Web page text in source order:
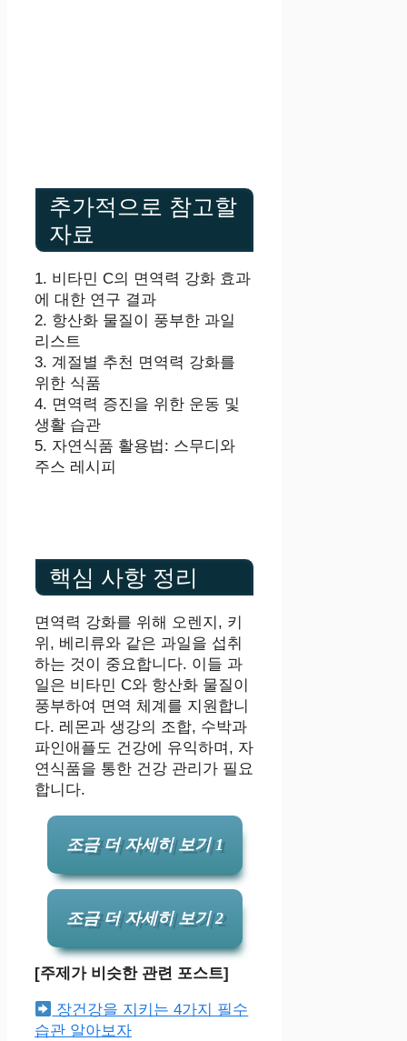
추가적으로 참고할
자료
1. 비타민 C의 면역력 강화 효과
에 대한 연구 결과
2. 항산화 물질이 풍부한 과일
리스트
3. 계절별 추천 면역력 강화를
위한 식품
4. 면역력 증진을 위한 운동 및
생활 습관
5. 자연식품 활용법: 스무디와
주스 레시피
핵심 사항 정리
면역력 강화를 위해 오렌지, 키
위, 베리류와 같은 과일을 섭취
하는 것이 중요합니다. 이들 과
일은 비타민 C와 항산화 물질이
풍부하여 면역 체계를 지원합니
다. 레몬과 생강의 조합, 수박과
파인애플도 건강에 유익하며, 자
연식품을 통한 건강 관리가 필요
합니다.
조금 더 자세히 보기 1
조금 더 자세히 보기 2
[주제가 비슷한 관련 포스트]
장건강을 지키는 4가지 필수
습관 알아보자